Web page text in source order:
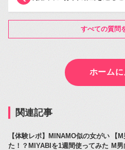
すべての質問
ホーム
関連記事
【体験レポ】MINAMO似の女がい
た！？MIYABIを1週間使ってみた
【
M男